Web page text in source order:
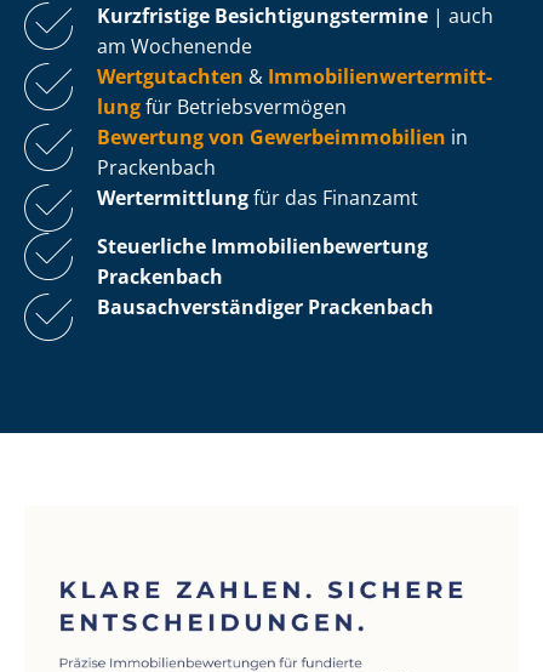
Kurzfristige Be­sich­ti­gungs­ter­mi­ne | auch
am Wochenende
Wertgutachten & Im­mo­bi­li­en­wert­ermitt­
lungfür Be­triebs­ver­mö­gen
Bewertung von Ge­wer­be­im­mo­bi­li­en in
Prackenbach
Wertermittlungfür das Finanzamt
Steuerliche Im­mo­bi­li­en­be­wer­tung
Prackenbach
Bau­sach­ver­stän­di­ger Prackenbach